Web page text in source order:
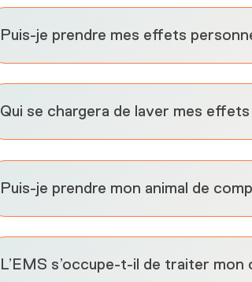
Puis-je prendre mes effets
Qui se chargera de laver mes
Puis-je prendre mon animal de
L’EMS s’occupe-t-il de traiter mon